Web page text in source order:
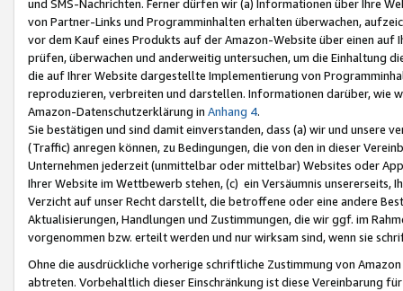
und SMS-Nachrichten. Ferner dürfen wir (a) Informationen über Ihre
von Partner-Links und Programminhalten erhalten überwachen,
vor dem Kauf eines Produkts auf der Amazon-Website über einen
prüfen, überwachen und anderweitig untersuchen, um die Einhaltung
die auf Ihrer Website dargestellte Implementierung von
reproduzieren, verbreiten und darstellen. Informationen darüber, wie
Amazon-Datenschutzerklärung in Anhang 4.
Sie bestätigen und sind damit einverstanden, dass (a) wir und
(Traffic) anregen können, zu Bedingungen, die von den in dieser
Unternehmen jederzeit (unmittelbar oder mittelbar) Websites oder
Ihrer Website im Wettbewerb stehen, (c) ein Versäumnis unsererseits,
Verzicht auf unser Recht darstellt, die betroffene oder eine andere
Aktualisierungen, Handlungen und Zustimmungen, die wir ggf. im
vorgenommen bzw. erteilt werden und nur wirksam sind, wenn sie
Ohne die ausdrückliche vorherige schriftliche Zustimmung von
abtreten. Vorbehaltlich dieser Einschränkung ist diese Vereinbarung